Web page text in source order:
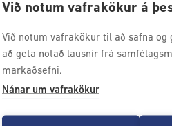
Við notum vafrakökur á
Við notum vafrakökur til að safna
að geta notað lausnir frá
markaðsefni.
Nánar um vafrakökur